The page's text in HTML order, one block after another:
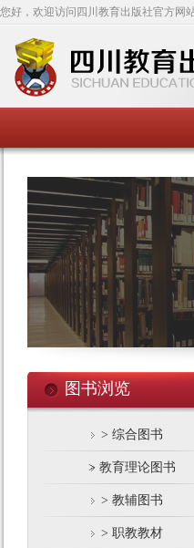
您好，欢迎访问四川教育出版社官方网
图书浏览
> 综合图书
> 教育理论图书
> 教辅图书
> 职教教材